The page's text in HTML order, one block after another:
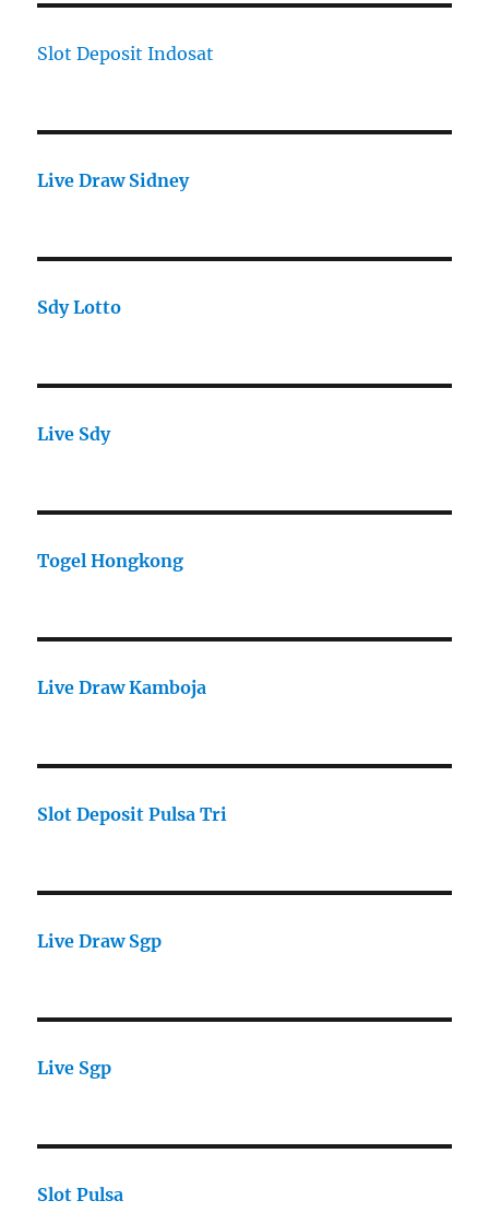
Slot Deposit Indosat
Live Draw Sidney
Sdy Lotto
Live Sdy
Togel Hongkong
Live Draw Kamboja
Slot Deposit Pulsa Tri
Live Draw Sgp
Live Sgp
Slot Pulsa